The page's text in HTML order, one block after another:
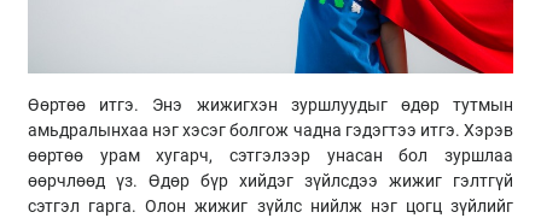
Өөртөө итгэ. Энэ жижигхэн зуршлуудыг өдөр тутмын
амьдралынхаа нэг хэсэг болгож чадна гэдэгтээ итгэ. Хэрэв
өөртөө урам хугарч, сэтгэлээр унасан бол зуршлаа
өөрчлөөд үз. Өдөр бүр хийдэг зүйлсдээ жижиг гэлтгүй
сэтгэл гарга. Олон жижиг зүйлс нийлж нэг цогц зүйлийг